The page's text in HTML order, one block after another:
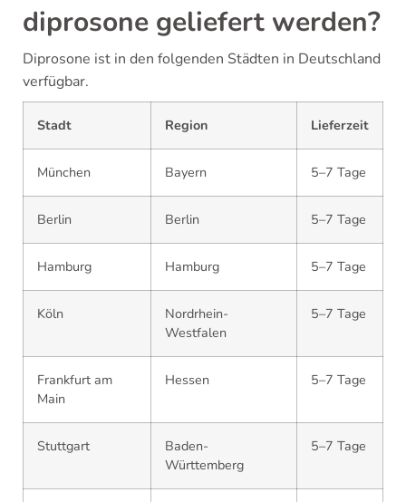
diprosone geliefert werden?
Diprosone ist in den folgenden Städten in Deutschland
verfügbar.
Stadt Region Lieferzeit
München Bayern 5–7 Tage
Berlin Berlin 5–7 Tage
Hamburg Hamburg 5–7 Tage
Köln
Nordrhein-
Westfalen
5–7 Tage
Frankfurt am
Main
Hessen 5–7 Tage
Stuttgart
Baden-
Württemberg
5–7 Tage